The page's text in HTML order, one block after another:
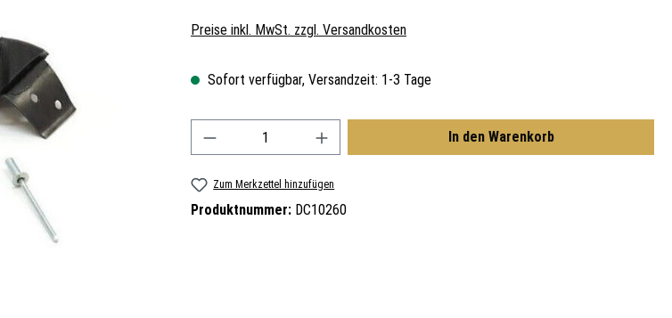
Preise inkl. MwSt. zzgl. Versandkosten
Sofort verfügbar, Versandzeit: 1-3 Tage
Produkt Anzahl: Gib den gewünschten Wert ein oder
In den Warenkorb
Zum Merkzettel hinzufügen
Produktnummer: DC10260